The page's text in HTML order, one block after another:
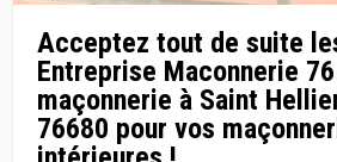
Acceptez tout de suite
Entreprise Maconnerie
maçonnerie à Saint
76680 pour vos